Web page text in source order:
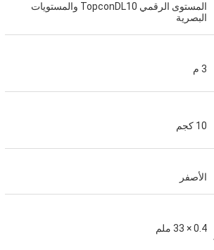
المستوى الرقمي TopconDL10 والمستويات
البصرية
3 م
10 كجم
الأصفر
0.4 × 33 ملم